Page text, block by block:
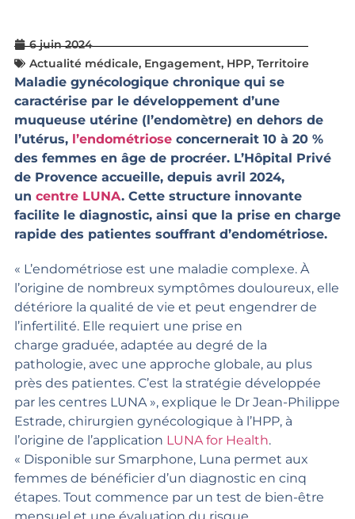
6 juin 2024
Actualité médicale, Engagement, HPP, Territoire
Maladie gynécologique chronique qui se
caractérise par le développement d’une
muqueuse utérine (l’endomètre) en dehors de
l’utérus, l’endométrioseconcernerait 10 à 20 %
des femmes en âge de procréer. L’Hôpital Privé
de Provence accueille, depuis avril 2024,
un centre LUNA. Cette structure innovante
facilite le diagnostic, ainsi que la prise en charge
rapide des patientes souffrant d’endométriose.
« L’endométriose est une maladie complexe. À
l’origine de nombreux symptômes douloureux, elle
détériore la qualité de vie et peut engendrer de
l’infertilité. Elle requiert une prise en
charge graduée, adaptée au degré de la
pathologie, avec une approche globale, au plus
près des patientes. C’est la stratégie développée
par les centres LUNA », explique le Dr Jean-Philippe
Estrade, chirurgien gynécologique à l’HPP, à
l’origine de l’application LUNA for Health.
« Disponible sur Smarphone, Luna permet aux
femmes de bénéficier d’un diagnostic en cinq
étapes. Tout commence par un test de bien-être